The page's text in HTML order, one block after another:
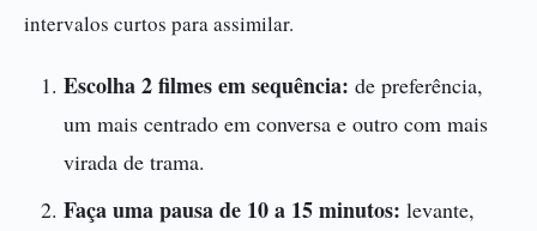
intervalos curtos para assimilar.
Escolha 2 filmes em sequência: de preferência,
um mais centrado em conversa e outro com mais
virada de trama.
Faça uma pausa de 10 a 15 minutos: levante,